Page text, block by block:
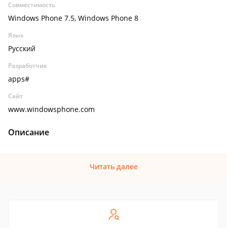
Совместимость
Windows Phone 7.5, Windows Phone 8
Язык
Русский
Разработчик
apps#
Сайт
www.windowsphone.com
Описание
Читать далее